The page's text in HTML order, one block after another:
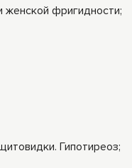
женской фригидности;
Гипотиреоз;